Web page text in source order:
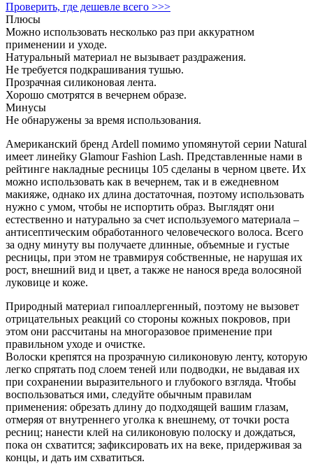
Проверить, где дешевле всего >>>
Плюсы
Можно использовать несколько раз при аккуратном
применении и уходе.
Натуральный материал не вызывает раздражения.
Не требуется подкрашивания тушью.
Прозрачная силиконовая лента.
Хорошо смотрятся в вечернем образе.
Минусы
Не обнаружены за время использования.
Американский бренд Ardell помимо упомянутой серии Natural
имеет линейку Glamour Fashion Lash. Представленные нами в
рейтинге накладные ресницы 105 сделаны в черном цвете. Их
можно использовать как в вечернем, так и в ежедневном
макияже, однако их длина достаточная, поэтому использовать
нужно с умом, чтобы не испортить образ. Выглядят они
естественно и натурально за счет используемого материала –
антисептическим обработанного человеческого волоса. Всего
за одну минуту вы получаете длинные, объемные и густые
ресницы, при этом не травмируя собственные, не нарушая их
рост, внешний вид и цвет, а также не нанося вреда волосяной
луковице и коже.
Природный материал гипоаллергенный, поэтому не вызовет
отрицательных реакций со стороны кожных покровов, при
этом они рассчитаны на многоразовое применение при
правильном уходе и очистке.
Волоски крепятся на прозрачную силиконовую ленту, которую
легко спрятать под слоем теней или подводки, не выдавая их
при сохранении выразительного и глубокого взгляда. Чтобы
воспользоваться ими, следуйте обычным правилам
применения: обрезать длину до подходящей вашим глазам,
отмеряя от внутреннего уголка к внешнему, от точки роста
ресниц; нанести клей на силиконовую полоску и дождаться,
пока он схватится; зафиксировать их на веке, придерживая за
концы, и дать им схватиться.